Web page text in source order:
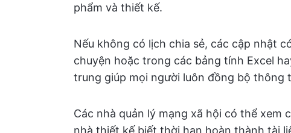
phẩm và thiết kế.
Nếu không có lịch chia sẻ, các cập nhật
chuyện hoặc trong các bảng tính Excel
trung giúp mọi người luôn đồng bộ thông
Các nhà quản lý mạng xã hội có thể xem
nhà thiết kế biết thời hạn hoàn thành tài